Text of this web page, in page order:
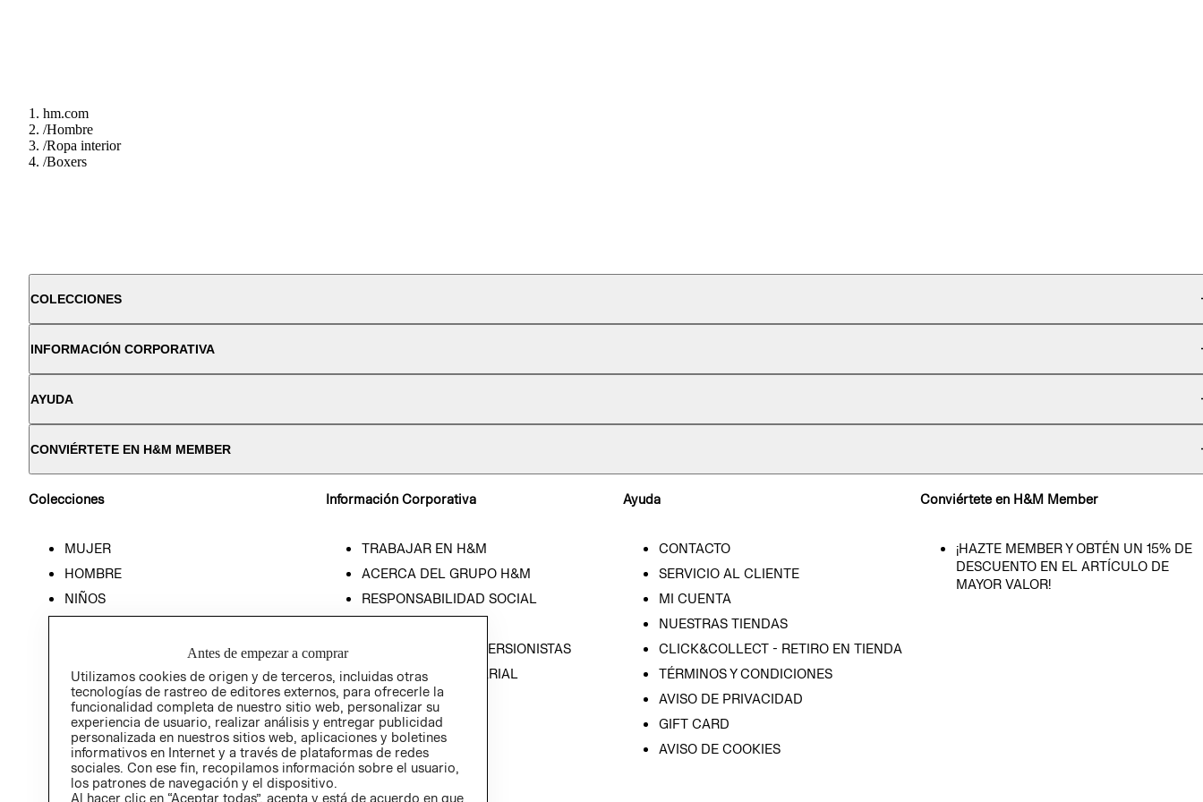
hm.com
/Hombre
/Ropa interior
/Boxers
COLECCIONES
INFORMACIÓN CORPORATIVA
AYUDA
CONVIÉRTETE EN H&M MEMBER
Colecciones
MUJER
HOMBRE
NIÑOS
Información Corporativa
TRABAJAR EN H&M
ACERCA DEL GRUPO H&M
RESPONSABILIDAD SOCIAL
RELACIÓN CON INVERSIONISTAS
POLÍTICA EMPRESARIAL
Ayuda
CONTACTO
SERVICIO AL CLIENTE
MI CUENTA
NUESTRAS TIENDAS
CLICK&COLLECT - RETIRO EN TIENDA
TÉRMINOS Y CONDICIONES
AVISO DE PRIVACIDAD
GIFT CARD
AVISO DE COOKIES
Conviértete en H&M Member
¡HAZTE MEMBER Y OBTÉN UN 15% DE
DESCUENTO EN EL ARTÍCULO DE
MAYOR VALOR!
Antes de empezar a comprar
Utilizamos cookies de origen y de terceros, incluidas otras
tecnologías de rastreo de editores externos, para ofrecerle la
funcionalidad completa de nuestro sitio web, personalizar su
experiencia de usuario, realizar análisis y entregar publicidad
personalizada en nuestros sitios web, aplicaciones y boletines
informativos en Internet y a través de plataformas de redes
sociales. Con ese fin, recopilamos información sobre el usuario,
los patrones de navegación y el dispositivo.
Al hacer clic en “Aceptar todas”, acepta y está de acuerdo en que